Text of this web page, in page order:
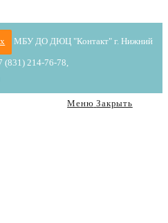
МБУ ДО ДЮЦ "Контакт" г. Нижний
(831) 214-76-78,
Меню Закрыть